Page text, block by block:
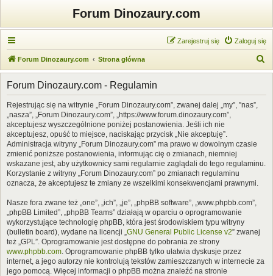
Forum Dinozaury.com
Zaloguj się
Zarejestruj się
Forum Dinozaury.com Strona główna
z
Forum Dinozaury.com - Regulamin
Rejestrując się na witrynie „Forum Dinozaury.com”, zwanej dalej „my”, ”nas”,
„nasza”, „Forum Dinozaury.com”, „https://www.forum.dinozaury.com”,
akceptujesz wyszczególnione poniżej postanowienia. Jeśli ich nie
akceptujesz, opuść to miejsce, naciskając przycisk „Nie akceptuję”.
Administracja witryny „Forum Dinozaury.com” ma prawo w dowolnym czasie
zmienić poniższe postanowienia, informując cię o zmianach, niemniej
wskazane jest, aby użytkownicy sami regularnie zaglądali do tego regulaminu.
Korzystanie z witryny „Forum Dinozaury.com” po zmianach regulaminu
oznacza, że akceptujesz te zmiany ze wszelkimi konsekwencjami prawnymi.
Nasze fora zwane też „one”, „ich”, „je”, „phpBB software”, „www.phpbb.com”,
„phpBB Limited”, „phpBB Teams” działają w oparciu o oprogramowanie
wykorzystujące technologię phpBB, która jest środowiskiem typu witryny
(bulletin board), wydane na licencji „GNU General Public License v2” zwanej
też „GPL”. Oprogramowanie jest dostępne do pobrania ze strony
www.phpbb.com. Oprogramowanie phpBB tylko ułatwia dyskusje przez
internet, a jego autorzy nie kontrolują tekstów zamieszczanych w internecie za
jego pomocą. Więcej informacji o phpBB można znaleźć na stronie